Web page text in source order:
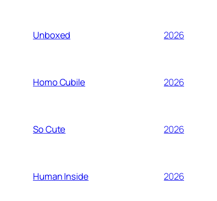
Unboxed 2026
Homo Cubile 2026
So Cute 2026
Human Inside 2026